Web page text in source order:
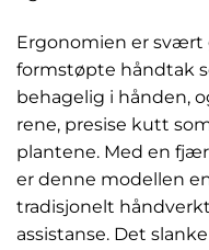
Ergonomien er
formstøpte håndtak
behagelig i hånden,
rene, presise kutt
plantene. Med en
er denne modellen
tradisjonelt
assistanse. Det